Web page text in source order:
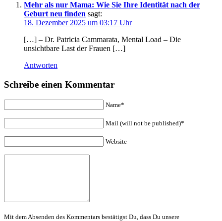
Mehr als nur Mama: Wie Sie Ihre Identität nach der
Geburt neu finden sagt:
18. Dezember 2025 um 03:17 Uhr
[…] – Dr. Patricia Cammarata, Mental Load – Die
unsichtbare Last der Frauen […]
Antworten
Schreibe einen Kommentar
Name*
Mail (will not be published)*
Website
Mit dem Absenden des Kommentars bestätigst Du, dass Du unsere